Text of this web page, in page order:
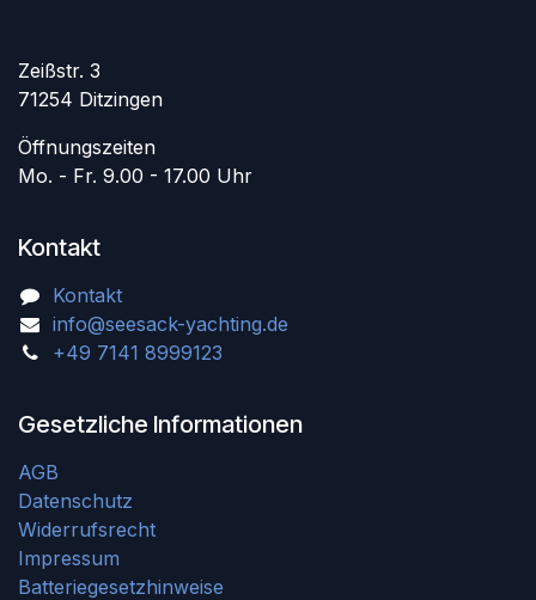
Zeißstr. 3
71254 Ditzingen
Öffnungszeiten
Mo. - Fr. 9.00 - 17.00 Uhr
Kontakt
Kontakt
info@seesack-yachting.de
+49 7141 8999123
Gesetzliche Informationen
AGB
Datenschutz
Widerrufsrecht
Impressum
Batteriegesetzhinweise